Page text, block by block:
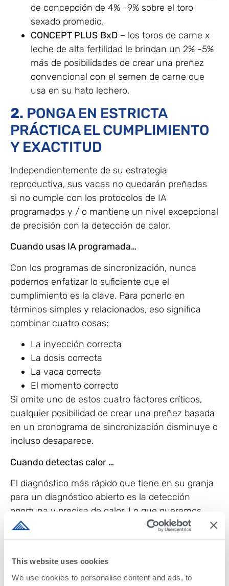
This website uses cookies
We use cookies to personalise content and ads, to
de concepción de 4% -9% sobre el toro
sexado promedio.
CONCEPT PLUS BxD – los toros de carne x
leche de alta fertilidad le brindan un 2% -5%
más de posibilidades de crear una preñez
convencional con el semen de carne que
usa en su hato lechero.
2. PONGA EN ESTRICTA
PRÁCTICA EL CUMPLIMIENTO
Y EXACTITUD
Independientemente de su estrategia
reproductiva, sus vacas no quedarán preñadas
si no cumple con los protocolos de IA
programados y / o mantiene un nivel excepcional
de precisión con la detección de calor.
Cuando usas IA programada…
Con los programas de sincronización, nunca
podemos enfatizar lo suficiente que el
cumplimiento es la clave. Para ponerlo en
términos simples y relacionados, eso significa
combinar cuatro cosas:
La inyección correcta
La dosis correcta
La vaca correcta
El momento correcto
Si omite uno de estos cuatro factores críticos,
cualquier posibilidad de crear una preñez basada
en un cronograma de sincronización disminuye o
incluso desaparece.
Cuando detectas calor …
El diagnóstico más rápido que tiene en su granja
para un diagnóstico abierto es la detección
oportuna y precisa de calor. Lo que queremos
decir con esto es que si espera hasta el día real
de su chequeo de preñez para determinar el
35 días antes, estará revisando algunas vacas
que pueden haber mostrado celo desde que